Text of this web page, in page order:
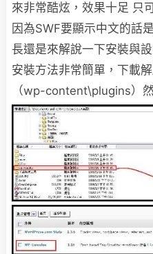
來非常酷炫，效果十足 只
因為SWF要顯示中文的話
長還是來解說一下安裝與
安裝方法非常簡單，下載
（wp-content\plugins）